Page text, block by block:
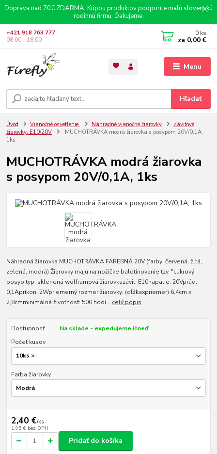
Doprava nad 70€ ZDARMA. Kúpou produktov podporíte malú slovenskú
rodinnú firmu. Ďakujeme.
Menu
Hľadať
+421 918 763 777
08.00 - 18.00
0 ks
za 0,00 €
Úvod Vianočné osvetlenie Náhradné vianočné žiarovky
Závitové
žiarovky: E10/20V
MUCHOTRÁVKA modrá žiarovka s posypom 20V/0,1A,
1ks
MUCHOTRÁVKA modrá žiarovka
s posypom 20V/0,1A, 1ks
Náhradná žiarovka MUCHOTRÁVKA FAREBNÁ 20V (farby: červená, žltá,
zelená, modrá) Žiarovky majú na nožičke balotinovanie tzv. "cukrový"
posyp.typ: sklenená wolframová žiarovkazávit: E10napätie: 20Vprúd:
0,1Apríkon: 2Wpriemerný rozmer žiarovky: (dĺžkaxpriemer) 6,4cm x
2,8cmminimálná životnosť: 500 hodí... celý popis
Dostupnosť
Na sklade - expedujeme ihneď
Počet kusov
Farba žiarovky
2,40 €/ks
1,95 € bez DPH
Pridať do košíka